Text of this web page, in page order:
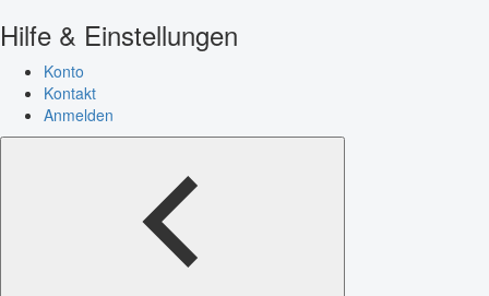
Hilfe & Einstellungen
Konto
Kontakt
Anmelden